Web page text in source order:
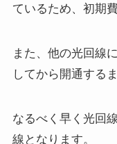
ているため、初期
また、他の光回線
してから開通する
なるべく早く光回
線となります。